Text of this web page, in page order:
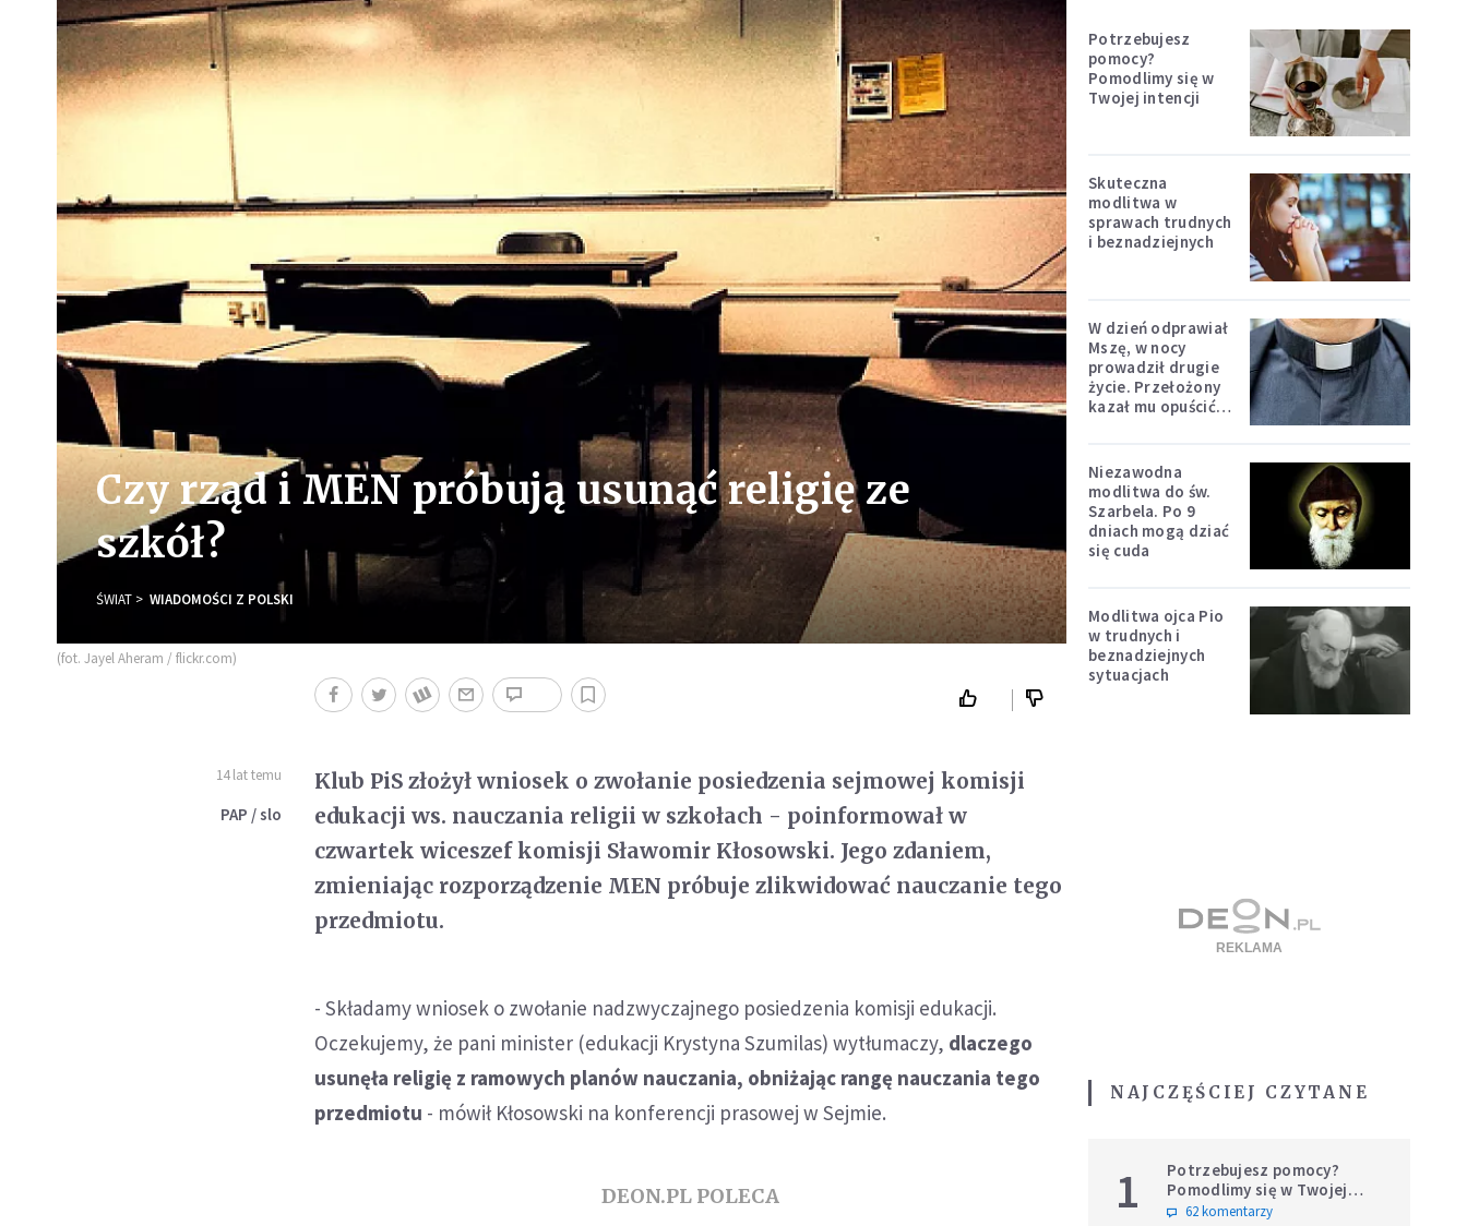
Czy rząd i MEN próbują usunąć religię ze
szkół?
ŚWIAT WIADOMOŚCI Z POLSKI
(fot. Jayel Aheram / flickr.com)
14 lat temu
PAP / slo
Klub PiS złożył wniosek o zwołanie posiedzenia sejmowej komisji
edukacji ws. nauczania religii w szkołach - poinformował w
czwartek wiceszef komisji Sławomir Kłosowski. Jego zdaniem,
zmieniając rozporządzenie MEN próbuje zlikwidować nauczanie tego
przedmiotu.
- Składamy wniosek o zwołanie nadzwyczajnego posiedzenia komisji edukacji.
Oczekujemy, że pani minister (edukacji Krystyna Szumilas) wytłumaczy, dlaczego
usunęła religię z ramowych planów nauczania, obniżając rangę nauczania tego
przedmiotu - mówił Kłosowski na konferencji prasowej w Sejmie.
DEON.PL POLECA
Potrzebujesz
pomocy?
Pomodlimy się w
Twojej intencji
Skuteczna
modlitwa w
sprawach trudnych
i beznadziejnych
W dzień odprawiał
Mszę, w nocy
prowadził drugie
życie. Przełożony
kazał mu opuścić
Niezawodna
modlitwa do św.
Szarbela. Po 9
dniach mogą dziać
się cuda
Modlitwa ojca Pio
w trudnych i
beznadziejnych
sytuacjach
NAJCZĘŚCIEJ CZYTANE
1
Potrzebujesz pomocy?
Pomodlimy się w Twojej
intencji
62 komentarzy